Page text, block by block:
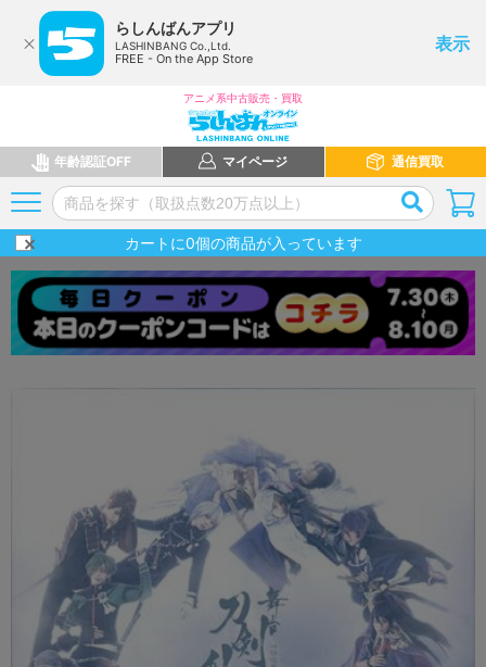
らしんばんアプリ
LASHINBANG Co.,Ltd.
FREE - On the App Store
表示
アニメ系中古販売・買取
年齢認証OFF マイページ 通信買取
カートに0個の商品が入っています